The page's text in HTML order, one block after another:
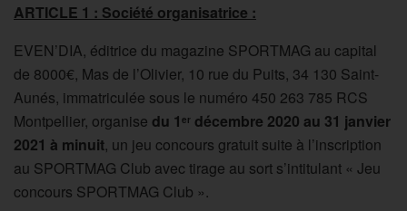
ARTICLE 1 : Société organisatrice :
EVEN’DIA, éditrice du magazine SPORTMAG au capital
de 8000€, Mas de l’Olivier, 10 rue du Puits, 34 130 Saint-
Aunés, immatriculée sous le numéro 450 263 785 RCS
Montpellier, organise du 1 er décembre 2020 au 31 janvier
2021 à minuit, un jeu concours gratuit suite à l’inscription
au SPORTMAG Club avec tirage au sort s’intitulant « Jeu
concours SPORTMAG Club ».